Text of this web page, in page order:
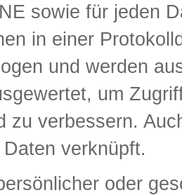
sowie für jeden
in einer
und werden
um
zu verbessern.
verknüpft.
oder